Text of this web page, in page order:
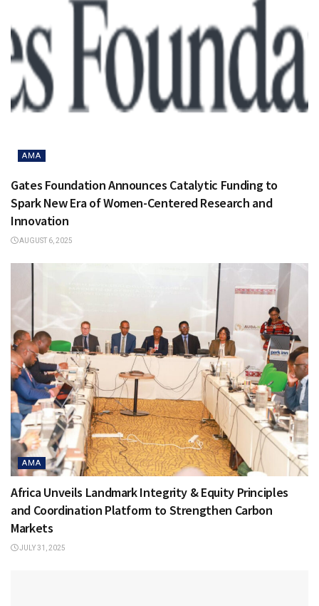
AMA
Gates Foundation Announces Catalytic Funding to
Spark New Era of Women-Centered Research and
Innovation
AUGUST 6, 2025
AMA
Africa Unveils Landmark Integrity & Equity Principles
and Coordination Platform to Strengthen Carbon
Markets
JULY 31, 2025